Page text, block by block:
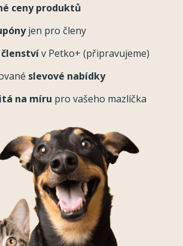
ceny produktů
jen pro členy
v Petko+ (připravujeme)
slevové nabídky
na míru pro vašeho mazlíčka